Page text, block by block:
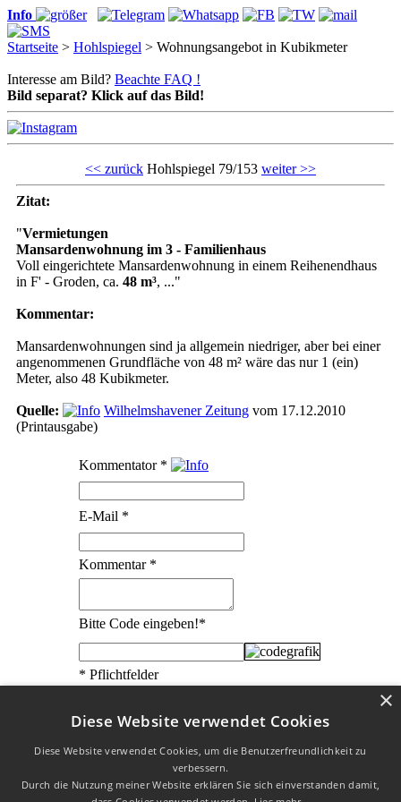
Info
Startseite > Hohlspiegel > Wohnungsangebot in Kubikmeter
Interesse am Bild? Beachte FAQ !
Bild separat? Klick auf das Bild!
<< zurück Hohlspiegel 79/153 weiter >>
Zitat:
"Vermietungen
Mansardenwohnung im 3 - Familienhaus
Voll eingerichtete Mansardenwohnung in einem Reihenendhaus
in F' - Groden, ca. 48 m³, ..."
Kommentar:
Mansardenwohnungen sind ja allgemein niedriger, aber bei einer
angenommenen Grundfläche von 48 m² wäre das nur 1 (ein)
Meter, also 48 Kubikmeter.
Quelle: Wilhelmshavener Zeitung vom 17.12.2010
(Printausgabe)
Kommentator *
E-Mail *
Kommentar *
Bitte Code eingeben!*
* Pflichtfelder
W3C CSS √| Letzte Aktualisierung am
23.02.2020
Diese Website verwendet Cookies
Diese Website verwendet Cookies, um die Benutzerfreundlichkeit zu
verbessern.
Durch die Nutzung meiner Website erklären Sie sich einverstanden damit,
×